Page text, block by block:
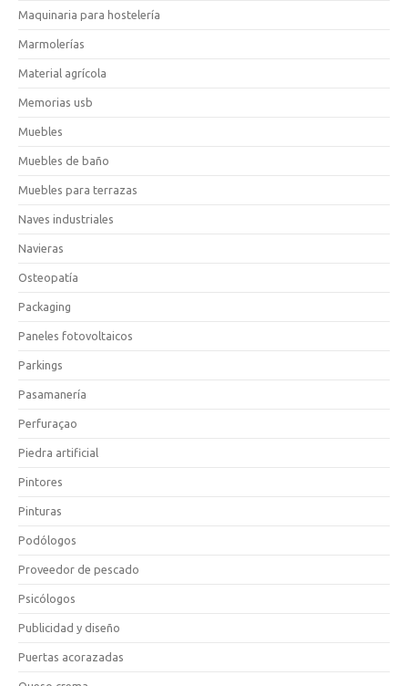
Maquinaria para hostelería
Marmolerías
Material agrícola
Memorias usb
Muebles
Muebles de baño
Muebles para terrazas
Naves industriales
Navieras
Osteopatía
Packaging
Paneles fotovoltaicos
Parkings
Pasamanería
Perfuraçao
Piedra artificial
Pintores
Pinturas
Podólogos
Proveedor de pescado
Psicólogos
Publicidad y diseño
Puertas acorazadas